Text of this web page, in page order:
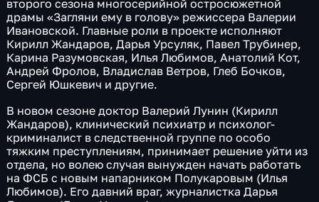
второго сезона многосерийной остросюжетной
драмы «Загляни ему в голову» режиссера Валерии
Ивановской. Главные роли в проекте исполняют
Кирилл Жандаров, Дарья Урсуляк, Павел Трубинер,
Карина Разумовская, Илья Любимов, Анатолий Кот,
Андрей Фролов, Владислав Ветров, Глеб Бочков,
Сергей Юшкевич и другие.
В новом сезоне доктор Валерий Лунин (Кирилл
Жандаров), клинический психиатр и психолог-
криминалист в следственной группе по особо
тяжким преступлениям, принимает решение уйти из
отдела, но волею случая вынужден начать работать
на ФСБ с новым напарником Полукаровым (Илья
Любимов). Его давний враг, журналистка Дарья